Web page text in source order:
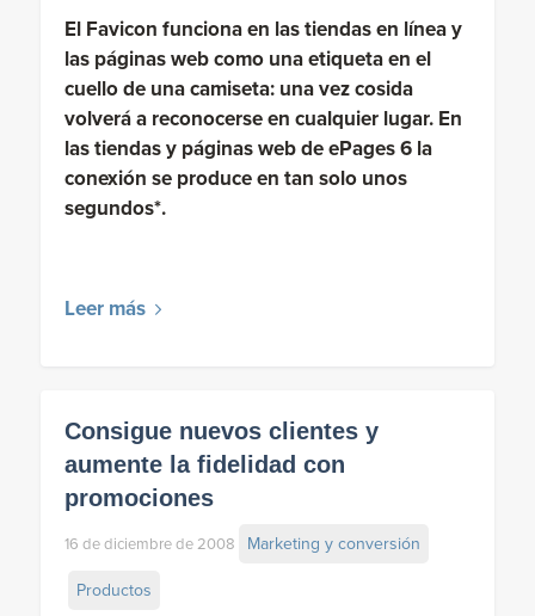
El Favicon funciona en las tiendas en línea y
las páginas web como una etiqueta en el
cuello de una camiseta: una vez cosida
volverá a reconocerse en cualquier lugar. En
las tiendas y páginas web de ePages 6 la
conexión se produce en tan solo unos
segundos*.
Leer más
Consigue nuevos clientes y
aumente la fidelidad con
promociones
16 de diciembre de 2008 Marketing y conversión
Productos